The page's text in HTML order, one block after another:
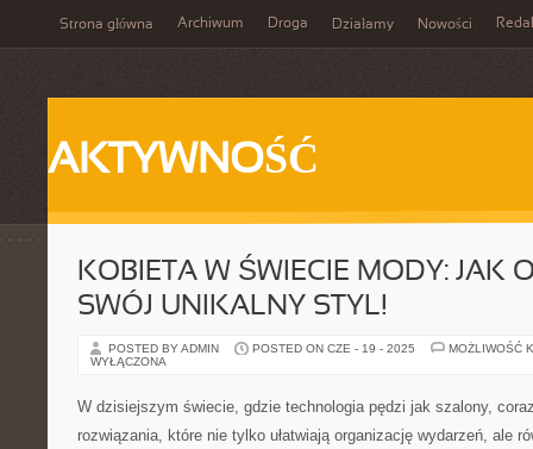
Strona główna Archiwum Droga Działamy Nowości
AKTYWNOŚĆ
KOBIETA W ŚWIECIE MODY: JAK
SWÓJ UNIKALNY STYL!
POSTED BY ADMIN POSTED ON CZE - 19 - 2025
MOŻLIWOŚĆ
WYŁĄCZONA
W dzisiejszym świecie, gdzie technologia pędzi jak szalony,
rozwiązania, które nie tylko ułatwiają organizację wydarzeń, ale